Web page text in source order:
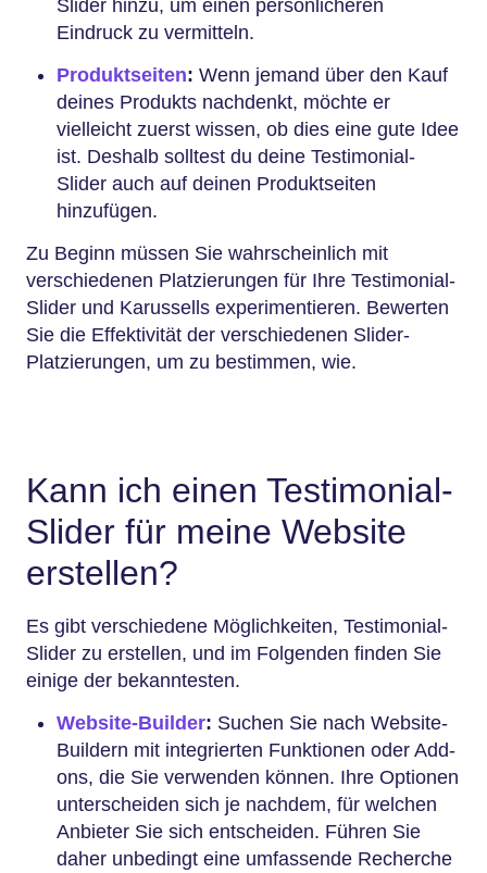
Slider hinzu, um einen persönlicheren
Eindruck zu vermitteln.
Produktseiten: Wenn jemand über den Kauf
deines Produkts nachdenkt, möchte er
vielleicht zuerst wissen, ob dies eine gute Idee
ist. Deshalb solltest du deine Testimonial-
Slider auch auf deinen Produktseiten
hinzufügen.
Zu Beginn müssen Sie wahrscheinlich mit
verschiedenen Platzierungen für Ihre Testimonial-
Slider und Karussells experimentieren. Bewerten
Sie die Effektivität der verschiedenen Slider-
Platzierungen, um zu bestimmen, wie.
Kann ich einen Testimonial-
Slider für meine Website
erstellen?
Es gibt verschiedene Möglichkeiten, Testimonial-
Slider zu erstellen, und im Folgenden finden Sie
einige der bekanntesten.
Website-Builder: Suchen Sie nach Website-
Buildern mit integrierten Funktionen oder Add-
ons, die Sie verwenden können. Ihre Optionen
unterscheiden sich je nachdem, für welchen
Anbieter Sie sich entscheiden. Führen Sie
daher unbedingt eine umfassende Recherche